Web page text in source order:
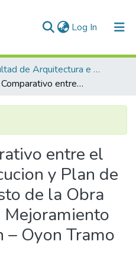
Log In (current)
Facultad de Arquitectura e Ingenierías Civil y del Ambiente
Analisis Comparativo entre el Proyecto en Ejecucion y Plan de Gestion Propuesto de la Obra Rehabilitacion y Mejoramiento Carretera Churin – Oyon Tramo Km. 131 - Oyon
entre el
y Plan de
de la Obra
– Oyon Tramo